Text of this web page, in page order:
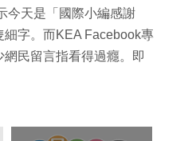
今天是「國際小編感謝
細字。而KEA Facebook專
民留言指看得過癮。 即